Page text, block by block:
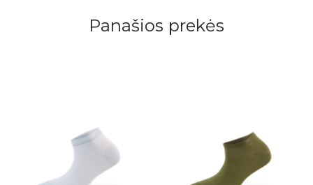
Panašios prekės